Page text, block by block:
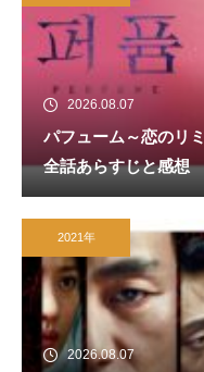
2026.08.07
パフューム～恋のリ
全話あらすじと感想
2021年
2026.08.07